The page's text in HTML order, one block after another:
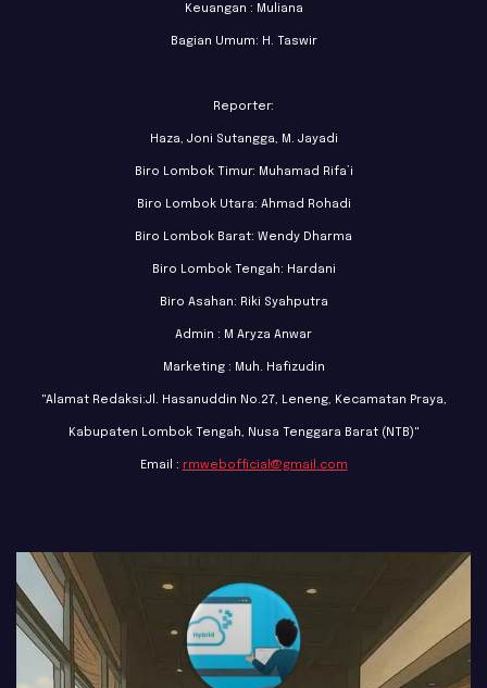
Keuangan : Muliana
Bagian Umum: H. Taswir
Reporter:
Haza, Joni Sutangga, M. Jayadi
Biro Lombok Timur: Muhamad Rifa’i
Biro Lombok Utara: Ahmad Rohadi
Biro Lombok Barat: Wendy Dharma
Biro Lombok Tengah: Hardani
Biro Asahan: Riki Syahputra
Admin : M Aryza Anwar
Marketing : Muh. Hafizudin
"Alamat Redaksi:Jl. Hasanuddin No.27, Leneng, Kecamatan Praya,
Kabupaten Lombok Tengah, Nusa Tenggara Barat (NTB)"
Email : rmwebofficial@gmail.com